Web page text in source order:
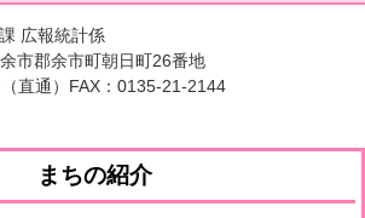
広報統計係
市郡余市町朝日町26番地
（直通）FAX：0135-21-2144
まちの紹介